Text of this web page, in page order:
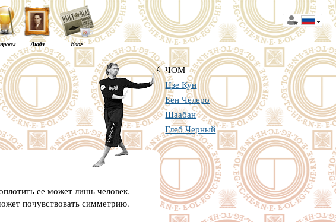
Люди Блог
ЧОМ
Цзе Кун
Бен Челеро
Шаабан
Глеб Черный
ее может лишь человек,
почувствовать симметрию.